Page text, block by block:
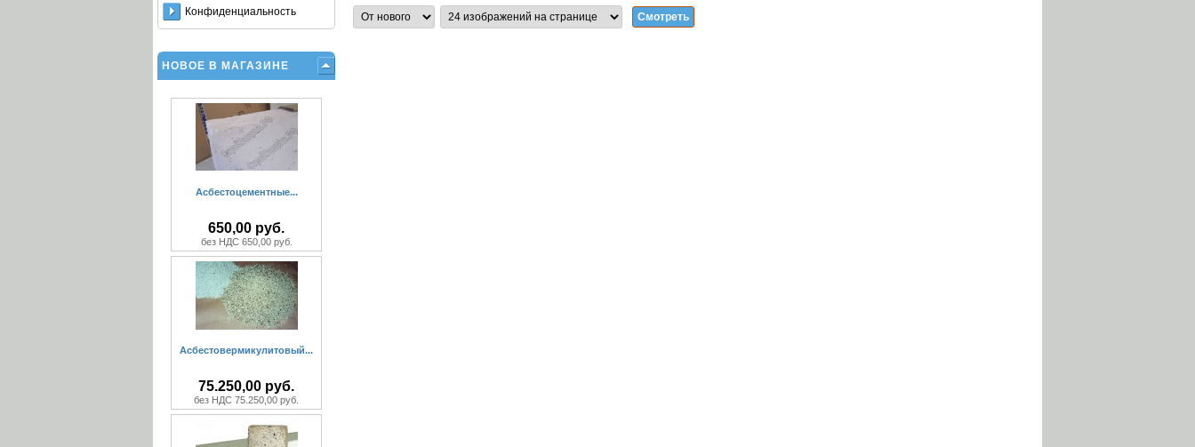
Конфиденциальность
НОВОЕ В МАГАЗИНЕ
Асбестоцементные...
650,00 руб.
без НДС 650,00 руб.
Асбестовермикулитовый...
75.250,00 руб.
без НДС 75.250,00 руб.